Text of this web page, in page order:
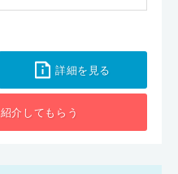
詳細を見る
紹介してもらう